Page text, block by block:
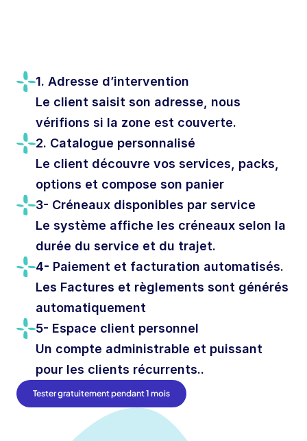
1. Adresse d’intervention
Le client saisit son adresse, nous
vérifions si la zone est couverte.
2. Catalogue personnalisé
Le client découvre vos services, packs,
options et compose son panier
3- Créneaux disponibles par service
Le système affiche les créneaux selon la
durée du service et du trajet.
4- Paiement et facturation automatisés.
Les Factures et règlements sont générés
automatiquement
5- Espace client personnel
Un compte administrable et puissant
pour les clients récurrents..
Tester gratuitement pendant 1 mois